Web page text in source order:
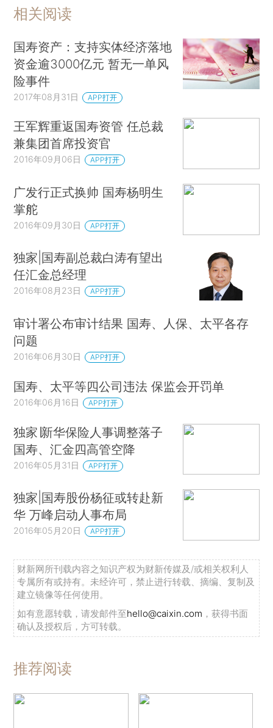
相关阅读
国寿资产：支持实体经济落地
资金逾3000亿元 暂无一单风
险事件
2017年08月31日 APP打开
王军辉重返国寿资管 任总裁
兼集团首席投资官
2016年09月06日 APP打开
广发行正式换帅 国寿杨明生
掌舵
2016年09月30日 APP打开
独家|国寿副总裁白涛有望出
任汇金总经理
2016年08月23日 APP打开
审计署公布审计结果 国寿、人保、太平各存
问题
2016年06月30日 APP打开
国寿、太平等四公司违法 保监会开罚单
2016年06月16日 APP打开
独家∣新华保险人事调整落子
国寿、汇金四高管空降
2016年05月31日 APP打开
独家|国寿股份杨征或转赴新
华 万峰启动人事布局
2016年05月20日 APP打开
财新网所刊载内容之知识产权为财新传媒及/或相关权利人
专属所有或持有。未经许可，禁止进行转载、摘编、复制及
建立镜像等任何使用。
如有意愿转载，请发邮件至hello@caixin.com ，获得书面
确认及授权后，方可转载。
推荐阅读